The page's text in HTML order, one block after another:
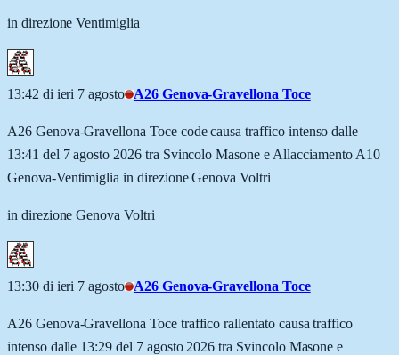
in direzione Ventimiglia
13:42 di ieri 7 agosto A26 Genova-Gravellona Toce
A26 Genova-Gravellona Toce code causa traffico intenso dalle
13:41 del 7 agosto 2026 tra Svincolo Masone e Allacciamento A10
Genova-Ventimiglia in direzione Genova Voltri
in direzione Genova Voltri
13:30 di ieri 7 agosto A26 Genova-Gravellona Toce
A26 Genova-Gravellona Toce traffico rallentato causa traffico
intenso dalle 13:29 del 7 agosto 2026 tra Svincolo Masone e